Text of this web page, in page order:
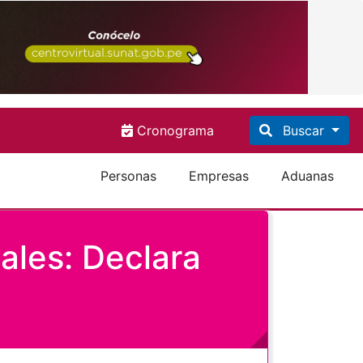
Cronograma Buscar
Personas Empresas Aduanas
Declara